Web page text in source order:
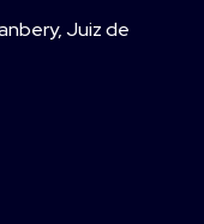
Juiz de